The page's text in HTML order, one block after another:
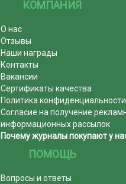
КОМПАНИЯ
О нас
Отзывы
Наши награды
Контакты
Вакансии
Сертификаты качества
Политика конфиденциальности
Согласие на получение
информационных рассылок
Почему журналы покупают у
ПОМОЩЬ
Вопросы и ответы